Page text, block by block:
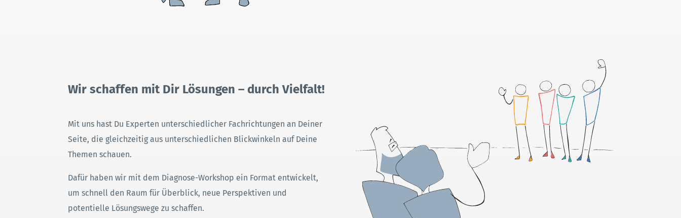
Wir schaffen mit Dir Lösungen – durch Vielfalt!
Mit uns hast Du Experten unterschiedlicher Fachrichtungen an Deiner
Seite, die gleichzeitig aus unterschiedlichen Blickwinkeln auf Deine
Themen schauen.
Dafür haben wir mit dem Diagnose-Workshop ein Format entwickelt,
um schnell den Raum für Überblick, neue Perspektiven und
potentielle Lösungswege zu schaffen.